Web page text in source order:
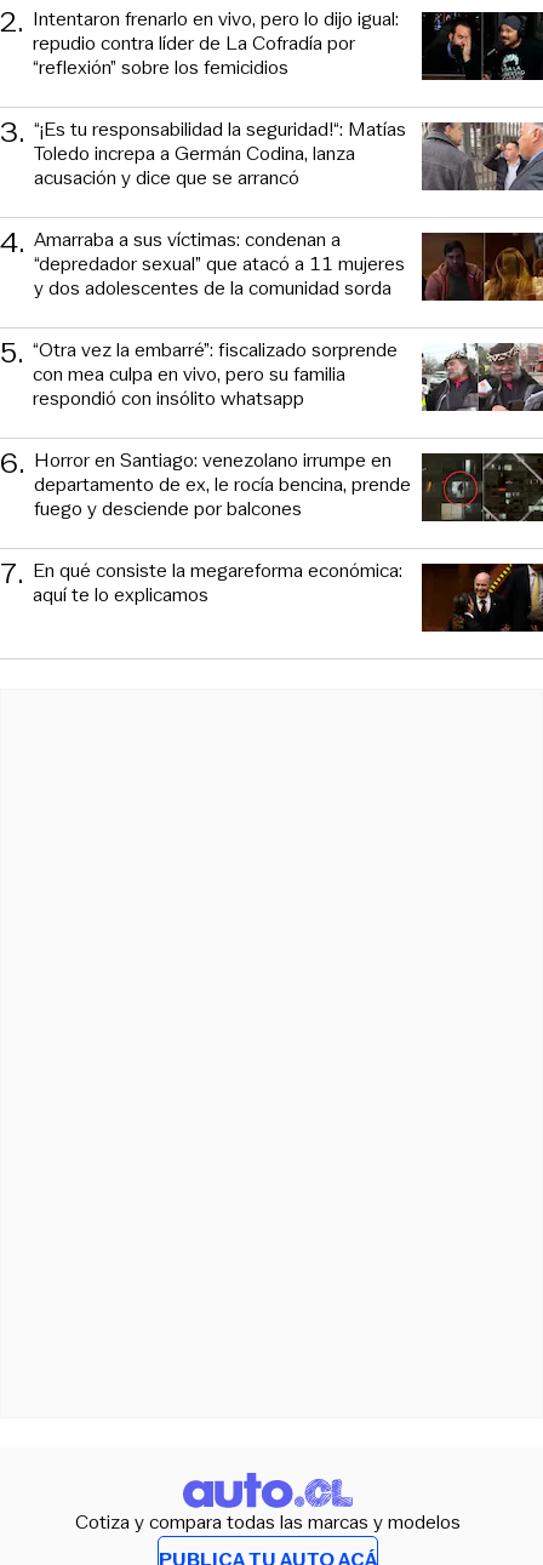
2. Intentaron frenarlo en vivo, pero lo dijo igual:
repudio contra líder de La Cofradía por
“reflexión” sobre los femicidios
3. “¡Es tu responsabilidad la seguridad!“: Matías
Toledo increpa a Germán Codina, lanza
acusación y dice que se arrancó
4. Amarraba a sus víctimas: condenan a
“depredador sexual” que atacó a 11 mujeres
y dos adolescentes de la comunidad sorda
5. “Otra vez la embarré”: fiscalizado sorprende
con mea culpa en vivo, pero su familia
respondió con insólito whatsapp
6. Horror en Santiago: venezolano irrumpe en
departamento de ex, le rocía bencina, prende
fuego y desciende por balcones
7. En qué consiste la megareforma económica:
aquí te lo explicamos
Cotiza y compara todas las marcas y modelos